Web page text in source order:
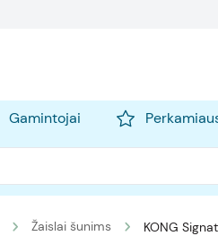
Gamintojai
Žaislai šunims KONG